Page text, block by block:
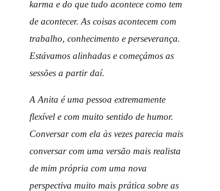
karma e do que tudo acontece como tem
de acontecer. As coisas acontecem com
trabalho, conhecimento e perseverança.
Estávamos alinhadas e começámos as
sessões a partir daí.
A Anita é uma pessoa extremamente
flexível e com muito sentido de humor.
Conversar com ela às vezes parecia mais
conversar com uma versão mais realista
de mim própria com uma nova
perspectiva muito mais prática sobre as